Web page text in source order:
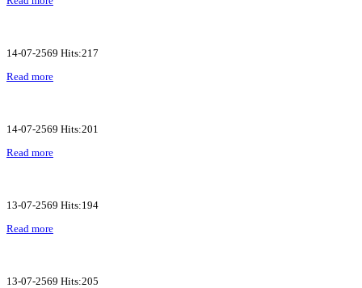
14-07-2569 Hits:217
Read more
14-07-2569 Hits:201
Read more
13-07-2569 Hits:194
Read more
13-07-2569 Hits:205